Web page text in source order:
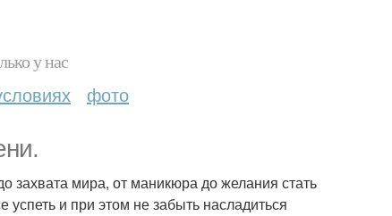
у нас
фото
захвата мира, от маникюра до желания стать
и при этом не забыть насладиться